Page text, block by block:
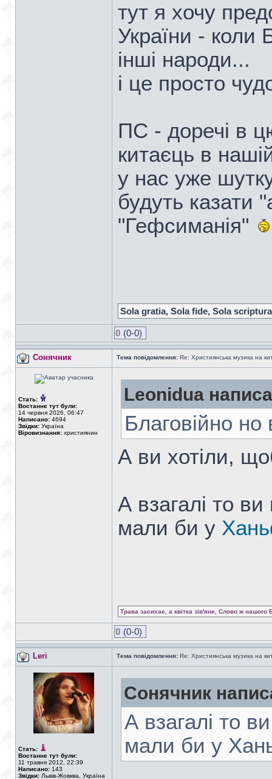
тут я хочу
України - коли
інші народи...
і це просто
ПС - доречі в
китаєць в
у нас уже
будуть казати
"Гефсиманія"
Sola gratia, Sola fide, Sola scriptura
0 (0-0)
Сонячник Тема повідомлення: Re: Християнська музика на
Стать:
Востаннє тут були:
14 червня 2026, 06:47
Написано: 4694
Звідки: Україна
Віровизнання: християнин
Leonidua
Благовійно
А ви хотіли,
А взагалі то
мали би у
Трава засихає, а квітка зів'яне, Слово ж нашого
0 (0-0)
Leri Тема повідомлення: Re: Християнська музика на
Стать:
Востаннє тут були:
11 травня 2012, 22:39
Написано: 143
Звідки: Львів-Жовква, Україна
Сонячник
А взагалі то
мали би у